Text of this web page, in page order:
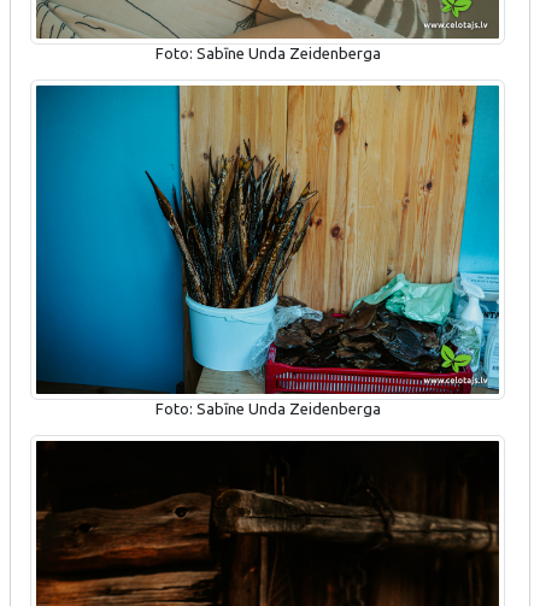
Foto: Sabīne Unda Zeidenberga
Foto: Sabīne Unda Zeidenberga